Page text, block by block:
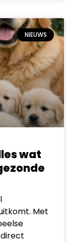
NIEUWS
wat
Met